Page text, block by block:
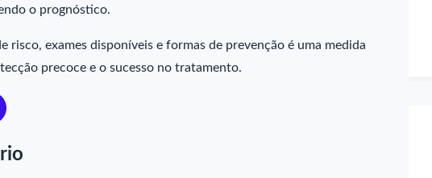
o prognóstico.
risco, exames disponíveis e formas de prevenção é uma medida
precoce e o sucesso no tratamento.